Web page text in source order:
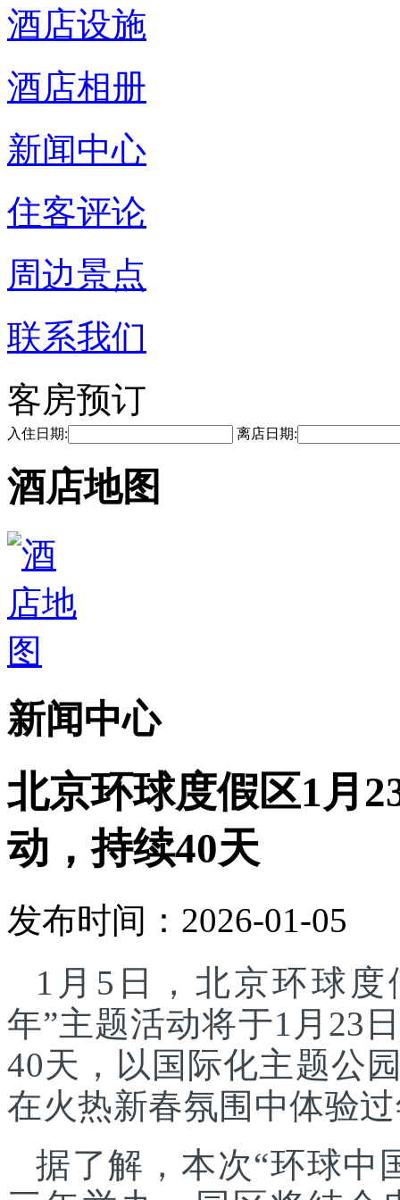
酒店设施
酒店相册
新闻中心
住客评论
周边景点
联系我们
客房预订
入住日期: 离店日期:
酒店地图
新闻中心
北京环球度假区1月
动，持续40天
发布时间：2026-01-05
1月5日，北京环球度
年”主题活动将于1月23
40天，以国际化主题公
在火热新春氛围中体验
据了解，本次“环球中